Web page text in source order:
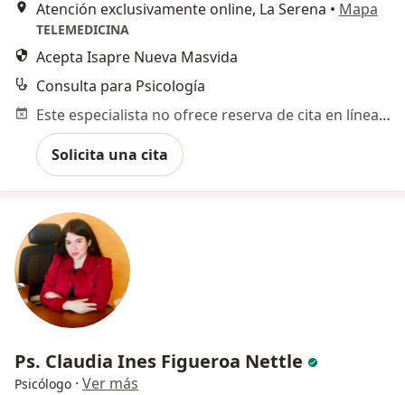
Atención exclusivamente online, La Serena • Mapa
TELEMEDICINA
Acepta Isapre Nueva Masvida
Consulta para Psicología
Este especialista no ofrece reserva de cita en línea en esta dirección.
Solicita una cita
Ps. Claudia Ines Figueroa Nettle
Psicólogo · Ver más